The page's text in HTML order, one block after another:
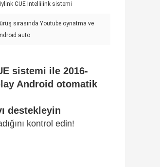
CUE Intellilink sistemi
sırasında Youtube oynatma ve
auto
sistemi ile 2016-
Android otomatik
destekleyin
kontrol edin!